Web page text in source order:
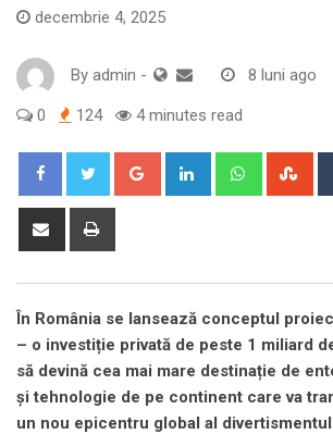
decembrie 4, 2025
By admin - 8 luni ago
0 124 4 minutes read
Google+ LinkedIn Whatsapp
Share
În România se lansează conceptul
– o investiție privată de peste 1 miliard
să devină cea mai mare destinație de
și tehnologie de pe continent care va
un nou epicentru global al